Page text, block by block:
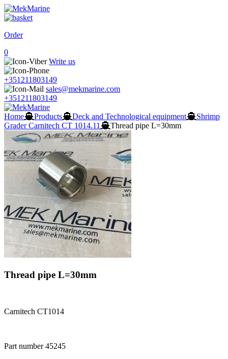
Order
0
Write us
+351211803149
sales@mekmarine.com
+351211803149
Home Products Deck and Technological equipment
Shrimp
Grader Carnitech CT 1014.11
Thread pipe L=30mm
Thread pipe L=30mm
Carnitech CT1014
Part number45245